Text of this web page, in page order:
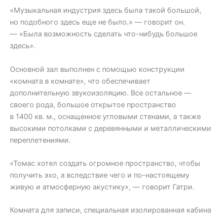
«Музыкальная индустрия здесь была такой большой,
но подобного здесь еще не было.» — говорит он.
— «Была возможность сделать что-нибудь большое
здесь».
Основной зал выполнен с помощью конструкции
«комната в комнате», что обеспечивает
дополнительную звукоизоляцию. Все остальное —
своего рода, большое открытое пространство
в 1400 кв. м., оснащенное угловыми стенами, а также
высокими потолками с деревянными и металлическими
переплетениями.
«Томас хотел создать огромное пространство, чтобы
получить эхо, а вследствие чего и по-настоящему
живую и атмосферную акустику», — говорит Гатри.
Комната для записи, специальная изолированная кабина